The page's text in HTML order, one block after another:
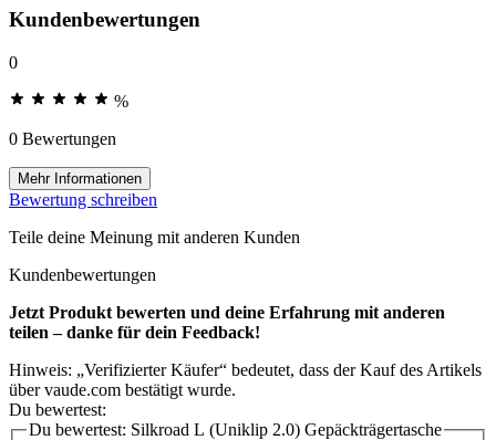
Kundenbewertungen
0
%
0 Bewertungen
Mehr Informationen
Bewertung schreiben
Teile deine Meinung mit anderen Kunden
Kundenbewertungen
Jetzt Produkt bewerten und deine Erfahrung mit anderen
teilen – danke für dein Feedback!
Hinweis: „Verifizierter Käufer“ bedeutet, dass der Kauf des Artikels
über vaude.com bestätigt wurde.
Du bewertest:
Du bewertest: Silkroad L (Uniklip 2.0) Gepäckträgertasche